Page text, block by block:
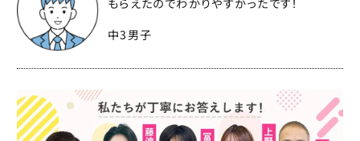
もらえたのでわかりやすかったです！
中3男子